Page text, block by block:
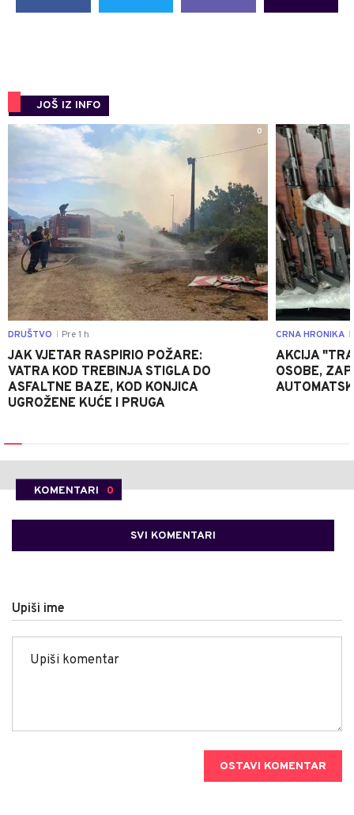
JOŠ IZ INFO
0
DRUŠTVO Pre 1 h
JAK VJETAR RASPIRIO POŽARE:
VATRA KOD TREBINJA STIGLA DO
ASFALTNE BAZE, KOD KONJICA
UGROŽENE KUĆE I PRUGA
CRNA HRONIKA
AKCIJA
OSOBE,
KOMENTARI 0
SVI KOMENTARI
Upiši ime
OSTAVI KOMENTAR